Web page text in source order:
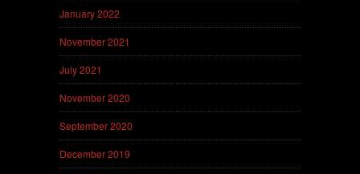
January 2022
November 2021
July 2021
November 2020
September 2020
December 2019